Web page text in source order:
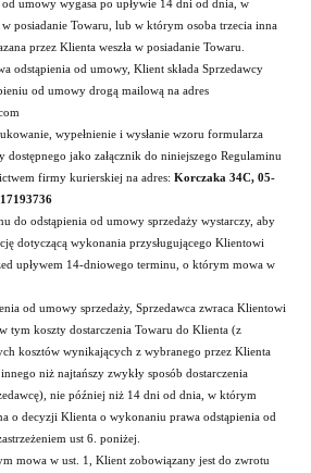
od umowy wygasa po upływie 14 dni od dnia, w
posiadanie Towaru, lub w którym osoba trzecia inna
przez Klienta weszła w posiadanie Towaru.
odstąpienia od umowy, Klient składa Sprzedawcy
od umowy drogą mailową na adres
wypełnienie i wysłanie wzoru formularza
dostępnego jako załącznik do niniejszego Regulaminu
firmy kurierskiej na adres: Korczaka 34C, 05-
do odstąpienia od umowy sprzedaży wystarczy, aby
dotyczącą wykonania przysługującego Klientowi
upływem 14-dniowego terminu, o którym mowa w
od umowy sprzedaży, Sprzedawca zwraca Klientowi
tym koszty dostarczenia Towaru do Klienta (z
kosztów wynikających z wybranego przez Klienta
niż najtańszy zwykły sposób dostarczenia
nie później niż 14 dni od dnia, w którym
o decyzji Klienta o wykonaniu prawa odstąpienia od
ust 6. poniżej.
mowa w ust. 1, Klient zobowiązany jest do zwrotu